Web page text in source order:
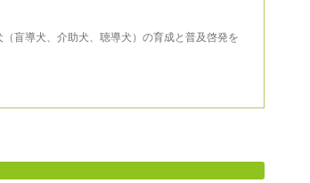
盲導犬、介助犬、聴導犬）の育成と普及啓発を